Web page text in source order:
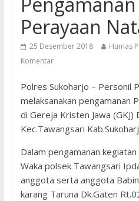
Perayaan
25 Desember 2018 Humas
Komentar
Polres Sukoharjo – Personil
melaksanakan pengamanan
di Gereja Kristen Jawa
Kec.Tawangsari
Dalam pengamanan
Waka polsek Tawangsari
anggota serta anggota
karang Taruna Dk.Gaten